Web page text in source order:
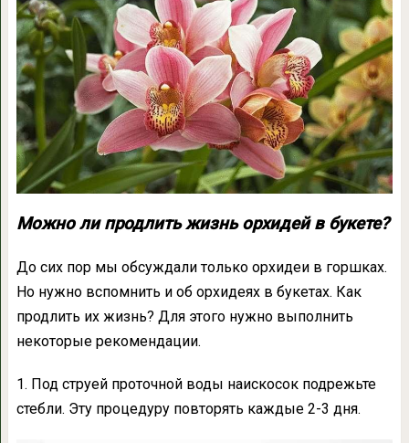
Можно ли продлить жизнь орхидей в букете?
До сих пор мы обсуждали только орхидеи в горшках.
Но нужно вспомнить и об орхидеях в букетах. Как
продлить их жизнь? Для этого нужно выполнить
некоторые рекомендации.
1. Под струей проточной воды наискосок подрежьте
стебли. Эту процедуру повторять каждые 2-3 дня.